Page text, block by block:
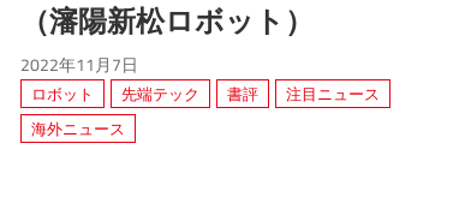
（瀋陽新松ロボット）
2022年11月7日
ロボット 先端テック 書評
注目ニュース
海外ニュース